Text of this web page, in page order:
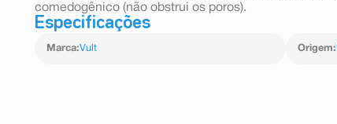
comedogênico (não obstrui os poros).
Especificações
Marca:Vult Origem: